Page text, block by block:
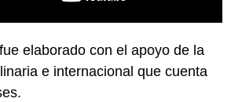
elaborado con el apoyo de la
e internacional que cuenta